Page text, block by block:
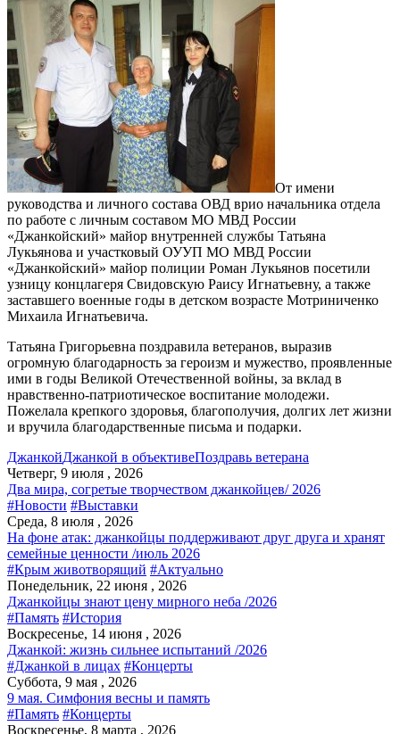
От имени
руководства и личного состава ОВД врио начальника отдела
по работе с личным составом МО МВД России
«Джанкойский» майор внутренней службы Татьяна
Лукьянова и участковый ОУУП МО МВД России
«Джанкойский» майор полиции Роман Лукьянов посетили
узницу концлагеря Свидовскую Раису Игнатьевну, а также
заставшего военные годы в детском возрасте Мотриниченко
Михаила Игнатьевича.
Татьяна Григорьевна поздравила ветеранов, выразив
огромную благодарность за героизм и мужество, проявленные
ими в годы Великой Отечественной войны, за вклад в
нравственно-патриотическое воспитание молодежи.
Пожелала крепкого здоровья, благополучия, долгих лет жизни
и вручила благодарственные письма и подарки.
ДжанкойДжанкой в объективеПоздравь ветерана
Четверг, 9 июля , 2026
Два мира, согретые творчеством джанкойцев/ 2026
#Новости #Выставки
Среда, 8 июля , 2026
На фоне атак: джанкойцы поддерживают друг друга и хранят
семейные ценности /июль 2026
#Крым животворящий #Актуально
Понедельник, 22 июня , 2026
Джанкойцы знают цену мирного неба /2026
#Память #История
Воскресенье, 14 июня , 2026
Джанкой: жизнь сильнее испытаний /2026
#Джанкой в лицах #Концерты
Суббота, 9 мая , 2026
9 мая. Симфония весны и память
#Память #Концерты
Воскресенье, 8 марта , 2026